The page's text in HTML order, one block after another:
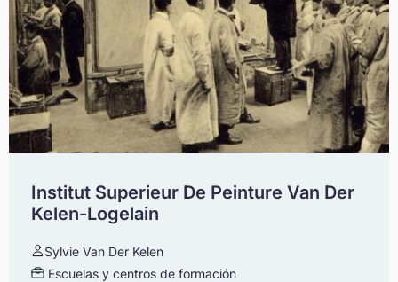
Institut Superieur De Peinture Van Der
Kelen-Logelain
Sylvie Van Der Kelen
Escuelas y centros de formación